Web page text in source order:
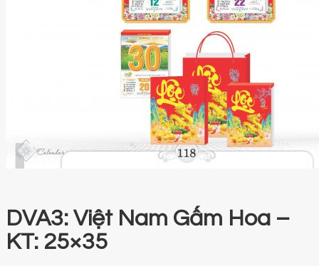
DVA3: Việt Nam Gấm Hoa –
KT: 25×35